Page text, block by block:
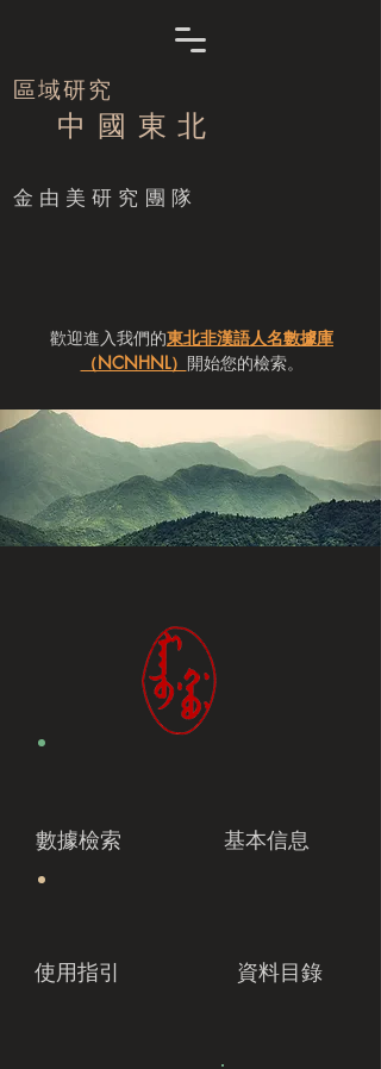
區域研究
中 國 東 北
​金由美研究團隊
歡迎進入我們的東北非漢語人名數據庫
（NCNHNL） 開始您的檢索。
數據檢索 基本信息
使用指引 資料目錄